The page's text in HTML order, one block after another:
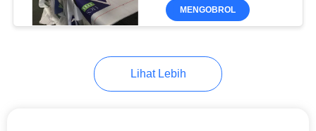
Kulit. Mesin Laser
MENGOBROL
Lihat Lebih